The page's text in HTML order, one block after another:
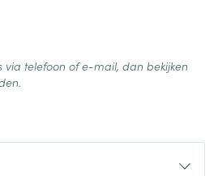
via telefoon of e-mail, dan bekijken